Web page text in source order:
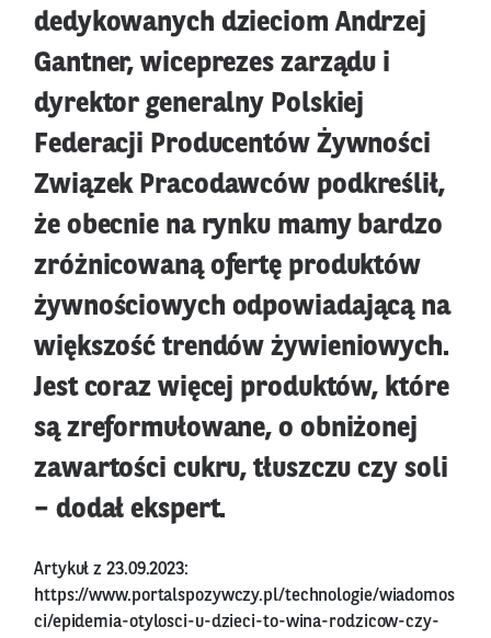
dedykowanych dzieciom Andrzej
Gantner, wiceprezes zarządu i
dyrektor generalny Polskiej
Federacji Producentów Żywności
Związek Pracodawców podkreślił,
że obecnie na rynku mamy bardzo
zróżnicowaną ofertę produktów
żywnościowych odpowiadającą na
większość trendów żywieniowych.
Jest coraz więcej produktów, które
są zreformułowane, o obniżonej
zawartości cukru, tłuszczu czy soli
– dodał ekspert.
Artykuł z 23.09.2023:
https://www.portalspozywczy.pl/technologie/wiadomos
ci/epidemia-otylosci-u-dzieci-to-wina-rodzicow-czy-